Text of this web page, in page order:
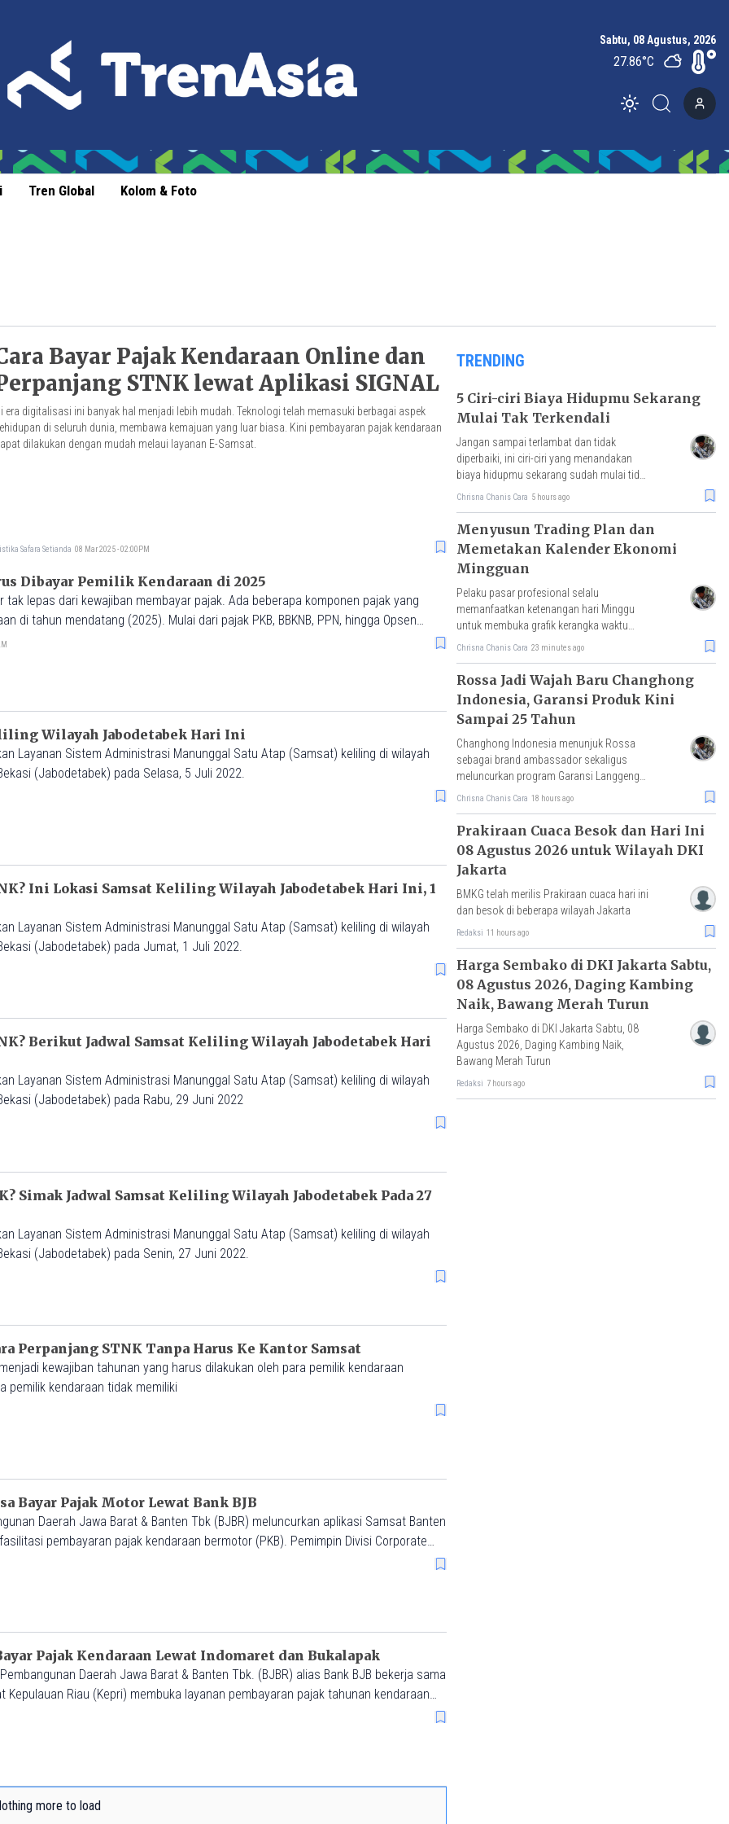
Sabtu, 08 Agustus, 2026
27.86°C
Toggle theme
Tren Global Kolom & Foto
Bayar Pajak Kendaraan Online dan
STNK lewat Aplikasi SIGNAL
era digitalisasi ini banyak hal menjadi lebih mudah. Teknologi telah memasuki berbagai aspek
di seluruh dunia, membawa kemajuan yang luar biasa. Kini pembayaran pajak kendaraan
dilakukan dengan mudah melaui layanan E-Samsat.
Safara Setianda 08 Mar 2025 - 02:00PM
Dibayar Pemilik Kendaraan di 2025
tak lepas dari kewajiban membayar pajak. Ada beberapa komponen pajak yang
di tahun mendatang (2025). Mulai dari pajak PKB, BBKNB, PPN, hingga Opsen
ini beberapa pajak kendaraan yang harus dibayar pada 2025. Yuk, simak!
Wilayah Jabodetabek Hari Ini
Layanan Sistem Administrasi Manunggal Satu Atap (Samsat) keliling di wilayah
(Jabodetabek) pada Selasa, 5 Juli 2022.
Ini Lokasi Samsat Keliling Wilayah Jabodetabek Hari Ini, 1
Layanan Sistem Administrasi Manunggal Satu Atap (Samsat) keliling di wilayah
(Jabodetabek) pada Jumat, 1 Juli 2022.
Berikut Jadwal Samsat Keliling Wilayah Jabodetabek Hari
Layanan Sistem Administrasi Manunggal Satu Atap (Samsat) keliling di wilayah
(Jabodetabek) pada Rabu, 29 Juni 2022
Simak Jadwal Samsat Keliling Wilayah Jabodetabek Pada 27
Layanan Sistem Administrasi Manunggal Satu Atap (Samsat) keliling di wilayah
(Jabodetabek) pada Senin, 27 Juni 2022.
Perpanjang STNK Tanpa Harus Ke Kantor Samsat
kewajiban tahunan yang harus dilakukan oleh para pemilik kendaraan
pemilik kendaraan tidak memiliki
Bayar Pajak Motor Lewat Bank BJB
Daerah Jawa Barat & Banten Tbk (BJBR) meluncurkan aplikasi Samsat Banten
pembayaran pajak kendaraan bermotor (PKB). Pemimpin Divisi Corporate
mengatakan, perluasan kanal pembayaran ini merupakan optimalisasi layanan
Pajak Kendaraan Lewat Indomaret dan Bukalapak
Pembangunan Daerah Jawa Barat & Banten Tbk. (BJBR) alias Bank BJB bekerja sama
Kepulauan Riau (Kepri) membuka layanan pembayaran pajak tahunan kendaraan
Pimpinan Divisi Corporate Secretary Widi Hartoto Bank BJB mengatakan
more to load
TRENDING
5 Ciri-ciri Biaya Hidupmu Sekarang
Mulai Tak Terkendali
Jangan sampai terlambat dan tidak
diperbaiki, ini ciri-ciri yang menandakan
biaya hidupmu sekarang sudah mulai tidak
terkendali.
Chrisna Chanis Cara 5 hours ago
Menyusun Trading Plan dan
Memetakan Kalender Ekonomi
Mingguan
Pelaku pasar profesional selalu
memanfaatkan ketenangan hari Minggu
untuk membuka grafik kerangka waktu
besar dan menandai zona-zona krusial.
Chrisna Chanis Cara 23 minutes ago
Rossa Jadi Wajah Baru Changhong
Indonesia, Garansi Produk Kini
Sampai 25 Tahun
Changhong Indonesia menunjuk Rossa
sebagai brand ambassador sekaligus
meluncurkan program Garansi Langgeng
dengan perlindungan produk hingga 25
Chrisna Chanis Cara 18 hours ago
Prakiraan Cuaca Besok dan Hari Ini
08 Agustus 2026 untuk Wilayah DKI
Jakarta
BMKG telah merilis Prakiraan cuaca hari ini
dan besok di beberapa wilayah Jakarta
Redaksi 11 hours ago
Harga Sembako di DKI Jakarta Sabtu,
08 Agustus 2026, Daging Kambing
Naik, Bawang Merah Turun
Harga Sembako di DKI Jakarta Sabtu, 08
Agustus 2026, Daging Kambing Naik,
Bawang Merah Turun
Redaksi 7 hours ago